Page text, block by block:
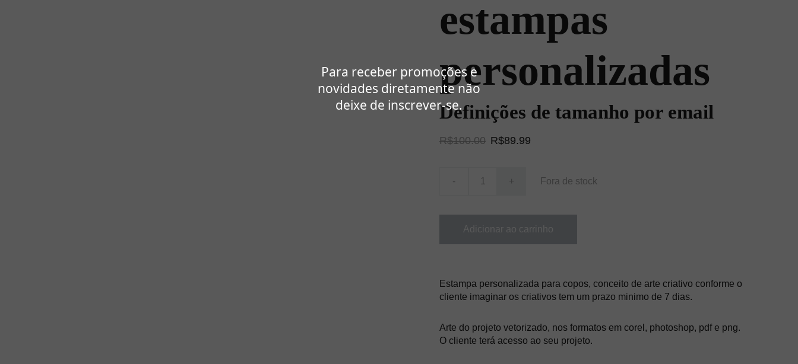
Para receber promoções e
novidades diretamente não
deixe de inscrever-se.
estampas
personalizadas
Definições de tamanho por email
R$100.00 R$89.99
- + Fora de stock
Adicionar ao carrinho
Estampa personalizada para copos, conceito de arte criativo conforme o
cliente imaginar os criativos tem um prazo minimo de 7 dias.
Arte do projeto vetorizado, nos formatos em corel, photoshop, pdf e png.
O cliente terá acesso ao seu projeto.